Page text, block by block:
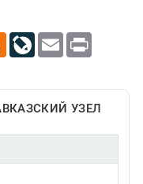
Odnoklassniki
LiveJournal
Email Print
УЗЕЛ